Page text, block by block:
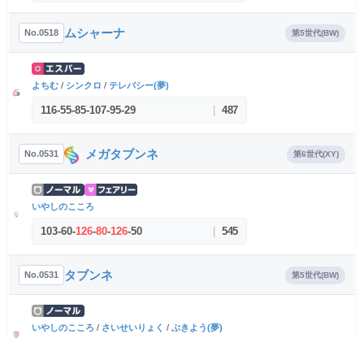
No.0518 ムシャーナ 第5世代(BW)
よちむ / シンクロ / テレパシー(夢)
116-55-85-107-95-29 487
No.0531 メガタブンネ 第6世代(XY)
いやしのこころ
103-60-126-80-126-50 545
No.0531 タブンネ 第5世代(BW)
いやしのこころ / さいせいりょく / ぶきよう(夢)